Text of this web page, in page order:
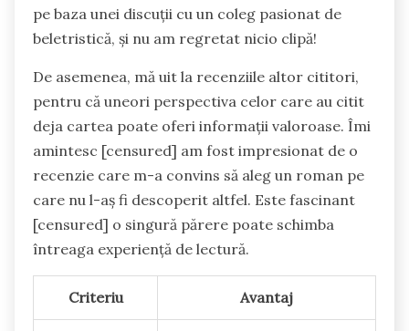
pe baza unei discuții cu un coleg pasionat de
beletristică, și nu am regretat nicio clipă!
De asemenea, mă uit la recenziile altor cititori,
pentru că uneori perspectiva celor care au citit
deja cartea poate oferi informații valoroase. Îmi
amintesc [censured] am fost impresionat de o
recenzie care m-a convins să aleg un roman pe
care nu l-aș fi descoperit altfel. Este fascinant
[censured] o singură părere poate schimba
întreaga experiență de lectură.
Criteriu Avantaj